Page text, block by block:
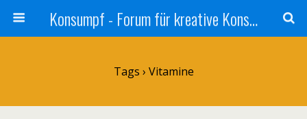
Konsumpf - Forum für kreative Konsumkritik - Culture Jamming, Nachhaltigkeit, Konzernkritik, Adbusting
Tags › Vitamine